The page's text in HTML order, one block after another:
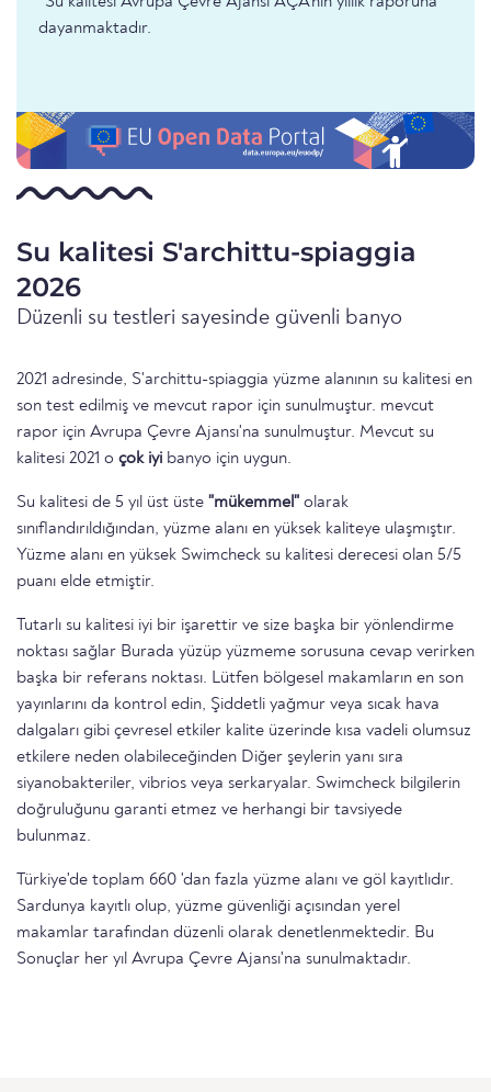
dayanmaktadır.
Su kalitesi S'archittu-spiaggia
2026
Düzenli su testleri sayesinde güvenli banyo
2021 adresinde, S'archittu-spiaggia yüzme alanının su kalitesi en
son test edilmiş ve mevcut rapor için sunulmuştur. mevcut
rapor için Avrupa Çevre Ajansı'na sunulmuştur. Mevcut su
kalitesi 2021 o çok iyi banyo için uygun.
Su kalitesi de 5 yıl üst üste "mükemmel" olarak
sınıflandırıldığından, yüzme alanı en yüksek kaliteye ulaşmıştır.
Yüzme alanı en yüksek Swimcheck su kalitesi derecesi olan 5/5
puanı elde etmiştir.
Tutarlı su kalitesi iyi bir işarettir ve size başka bir yönlendirme
noktası sağlar Burada yüzüp yüzmeme sorusuna cevap verirken
başka bir referans noktası. Lütfen bölgesel makamların en son
yayınlarını da kontrol edin, Şiddetli yağmur veya sıcak hava
dalgaları gibi çevresel etkiler kalite üzerinde kısa vadeli olumsuz
etkilere neden olabileceğinden Diğer şeylerin yanı sıra
siyanobakteriler, vibrios veya serkaryalar. Swimcheck bilgilerin
doğruluğunu garanti etmez ve herhangi bir tavsiyede
bulunmaz.
Türkiye'de toplam 660 'dan fazla yüzme alanı ve göl kayıtlıdır.
Sardunya kayıtlı olup, yüzme güvenliği açısından yerel
makamlar tarafından düzenli olarak denetlenmektedir. Bu
Sonuçlar her yıl Avrupa Çevre Ajansı'na sunulmaktadır.